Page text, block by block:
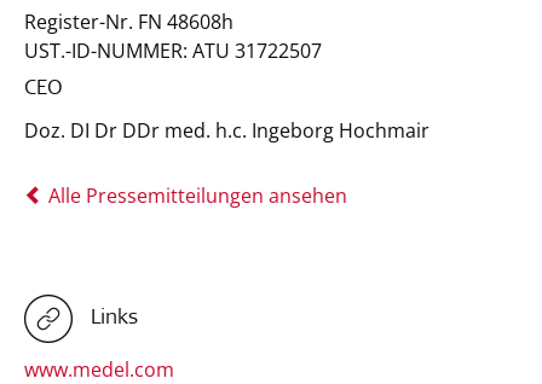
Register-Nr. FN 48608h
UST.-ID-NUMMER: ATU 31722507
CEO
Doz. DI Dr DDr med. h.c. Ingeborg Hochmair
Alle Pressemitteilungen ansehen
Links
www.medel.com